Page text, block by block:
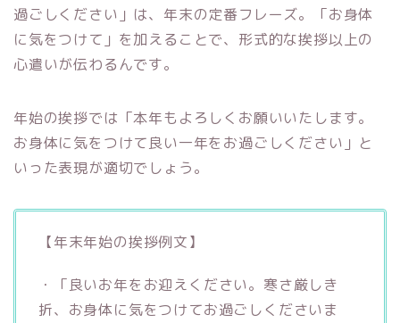
過ごしください」は、年末の定番フレーズ。「お身体
に気をつけて」を加えることで、形式的な挨拶以上の
心遣いが伝わるんです。
年始の挨拶では「本年もよろしくお願いいたします。
お身体に気をつけて良い一年をお過ごしください」と
いった表現が適切でしょう。
【年末年始の挨拶例文】
・「良いお年をお迎えください。寒さ厳しき
折、お身体に気をつけてお過ごしくださいま